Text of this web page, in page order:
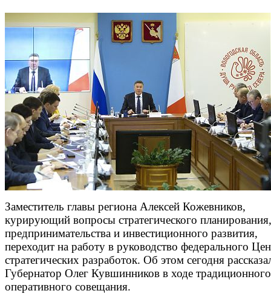
Заместитель главы региона Алексей Кожевников,
курирующий вопросы стратегического планирования,
предпринимательства и инвестиционного развития,
переходит на работу в руководство федерального
стратегических разработок. Об этом сегодня
Губернатор Олег Кувшинников в ходе традиционного
оперативного совещания.